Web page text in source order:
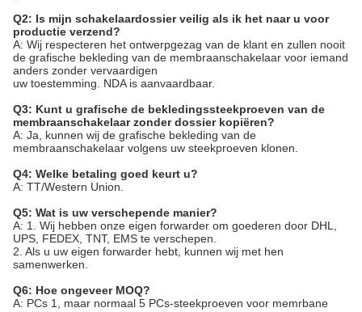
Q2: Is mijn schakelaardossier veilig als ik het naar u voor
productie verzend?
A: Wij respecteren het ontwerpgezag van de klant en zullen nooit
de grafische bekleding van de membraanschakelaar voor iemand
anders zonder vervaardigen
uw toestemming. NDA is aanvaardbaar.
Q3: Kunt u grafische de bekledingssteekproeven van de
membraanschakelaar zonder dossier kopiëren?
A: Ja, kunnen wij de grafische bekleding van de
membraanschakelaar volgens uw steekproeven klonen.
Q4: Welke betaling goed keurt u?
A: TT/Western Union.
Q5: Wat is uw verschepende manier?
A: 1. Wij hebben onze eigen forwarder om goederen door DHL,
UPS, FEDEX, TNT, EMS te verschepen.
2. Als u uw eigen forwarder hebt, kunnen wij met hen
samenwerken.
Q6: Hoe ongeveer MOQ?
A: PCs 1, maar normaal 5 PCs-steekproeven voor memrbane